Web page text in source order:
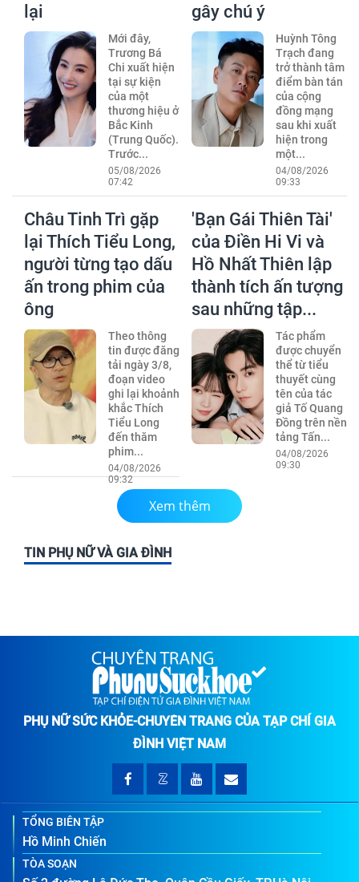
lại
Mới đây,
Trương Bá
Chi xuất hiện
tại sự kiện
của một
thương hiệu ở
Bắc Kinh
(Trung Quốc).
Trước...
05/08/2026
07:42
gây chú ý
Huỳnh Tông
Trạch đang
trở thành tâm
điểm bàn tán
của cộng
đồng mạng
sau khi xuất
hiện trong
một...
04/08/2026
09:33
Châu Tinh Trì gặp
lại Thích Tiểu Long,
người từng tạo dấu
ấn trong phim của
ông
Theo thông
tin được đăng
tải ngày 3/8,
đoạn video
ghi lại khoảnh
khắc Thích
Tiểu Long
đến thăm
phim...
04/08/2026
09:32
'Bạn Gái Thiên Tài'
của Điền Hi Vi và
Hồ Nhất Thiên lập
thành tích ấn tượng
sau những tập...
Tác phẩm
được chuyển
thể từ tiểu
thuyết cùng
tên của tác
giả Tố Quang
Đồng trên nền
tảng Tấn...
04/08/2026
09:30
Xem thêm
TIN PHỤ NỮ VÀ GIA ĐÌNH
PHỤ NỮ SỨC KHỎE-CHUYÊN TRANG CỦA TẠP CHÍ GIA
ĐÌNH VIỆT NAM
TỔNG BIÊN TẬP
Hồ Minh Chiến
TÒA SOẠN